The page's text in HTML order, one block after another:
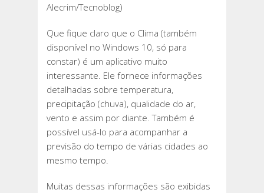
Alecrim/Tecnoblog)
Que fique claro que o Clima (também
disponível no Windows 10, só para
constar) é um aplicativo muito
interessante. Ele fornece informações
detalhadas sobre temperatura,
precipitação (chuva), qualidade do ar,
vento e assim por diante. Também é
possível usá-lo para acompanhar a
previsão do tempo de várias cidades ao
mesmo tempo.
Muitas dessas informações são exibidas